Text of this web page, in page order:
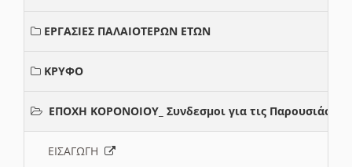
ΕΡΓΑΣΙΕΣ ΠΑΛΑΙΟΤΕΡΩΝ ΕΤΩΝ
ΚΡΥΦΟ
ΕΠΟΧΗ ΚΟΡΟΝΟΙΟΥ_ Συνδεσμοι για τις Παρουσιάσεις
ΕΙΣΑΓΩΓΗ